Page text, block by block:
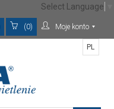
(0) Moje konto
PL
Select Language